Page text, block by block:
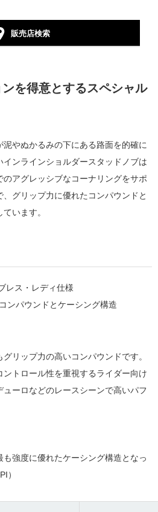
販売店検索
を得意とするスペシャル
やぬかるみの下にある路面を的確に
ンラインショルダースタッドノブは
アグレッシブなコーナリングをサポ
グリップ力に優れたコンパウンドと
います。
レス・レディ仕様
ンパウンドとケーシング構造
リップ力の高いコンパウンドです。
トロール性を重視するライダー向け
ーロなどのレースシーンで高いパフ
強度に優れたケーシング構造となっ
）